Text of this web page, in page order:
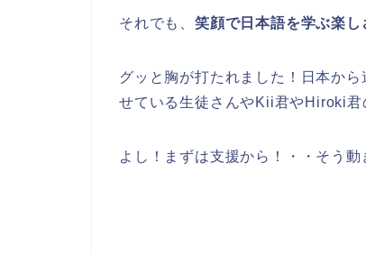
それでも、 笑顔で日本語を学ぶ楽し
グッと胸が打たれました！日本か
せている生徒さんやKii君やHiroki君
よし！まずは支援から！・・そう動